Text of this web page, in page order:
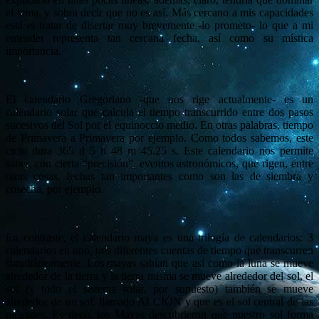
el tema, y sobra decir que no es así. Más cercano a mis capacidades
está el tratar de disertar muy brevemente -lo prometo- lo que a mi
entender representa tan cercana fecha, así como su mística
importancia.
El calendario Gregoriano -que nos rige actualmente- es un
calendario solar que calcula el tiempo transcurrido entre dos pasos
sucesivos del Sol por el equinoccio medio. En otras palabras, tiempo
de Primavera a Primavera por ejemplo. Como todos sabemos, este
ciclo dura 365 d 5 h 48 m 45.25 s. Este calendario nos permite
saber, con cierta “precisión”, eventos astronómicos, que rigen, entre
otras cosas, fechas tan importantes como son las de siembra y
cosecha, por ejemplo.
En contraste, el calendario maya es una trilogía de calendarios: 3
calendarios en uno, tres diferentes cuentas de tiempo que transcurren
simultáneamente. Los mayas sabían que así como la luna se mueve
alrededor de la tierra y la tierra misma se mueve alrededor del sol, el
sol (y todo el sistema solar, por supuesto) también se mueve
alrededor de un sol, llamado ALCIÓN y que es el sol central de las
pléyades. Es decir, los Mayas descubrieron que nuestro sol forma